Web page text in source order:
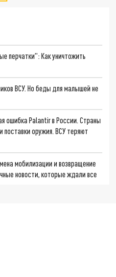
перчатки": Как уничтожить
ВСУ. Но беды для малышей не
ошибка Palantir в России. Страны
поставки оружия. ВСУ теряют
мобилизации и возвращение
новости, которые ждали все